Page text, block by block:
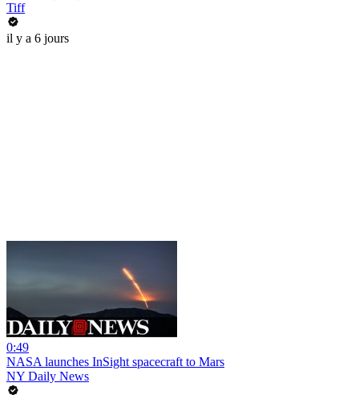
Tiff
il y a 6 jours
0:49
NASA launches InSight spacecraft to Mars
NY Daily News